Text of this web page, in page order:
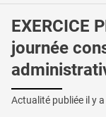
EXERCICE
journée
Actualité publiée il y a